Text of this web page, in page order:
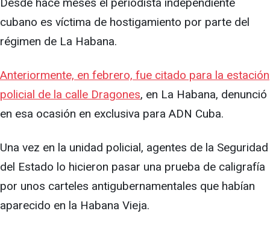
cubano es víctima de hostigamiento por parte del
régimen de La Habana.
Anteriormente, en febrero, fue citado para la estación
policial de la calle Dragones, en La Habana, denunció
en esa ocasión en exclusiva para ADN Cuba.
Una vez en la unidad policial, agentes de la Seguridad
del Estado lo hicieron pasar una prueba de caligrafía
por unos carteles antigubernamentales que habían
aparecido en la Habana Vieja.